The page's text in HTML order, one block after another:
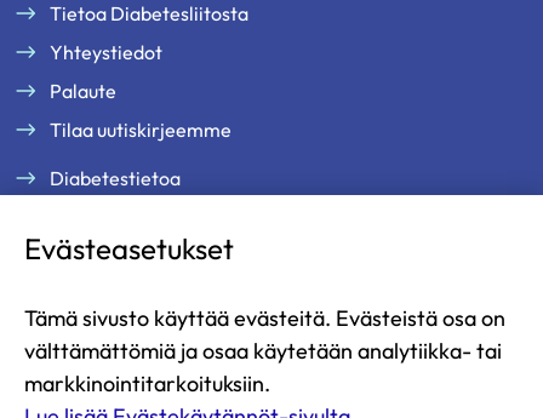
Tietoa Diabetesliitosta
Yhteystiedot
Palaute
Tilaa uutiskirjeemme
Diabetestietoa
Jäsenille
Ajankohtaista
Yritysyhteistyö ja kumppanuus
Evästeasetukset
Tämä sivusto käyttää evästeitä. Evästeistä osa on
välttämättömiä ja osaa käytetään analytiikka- tai
markkinointitarkoituksiin.